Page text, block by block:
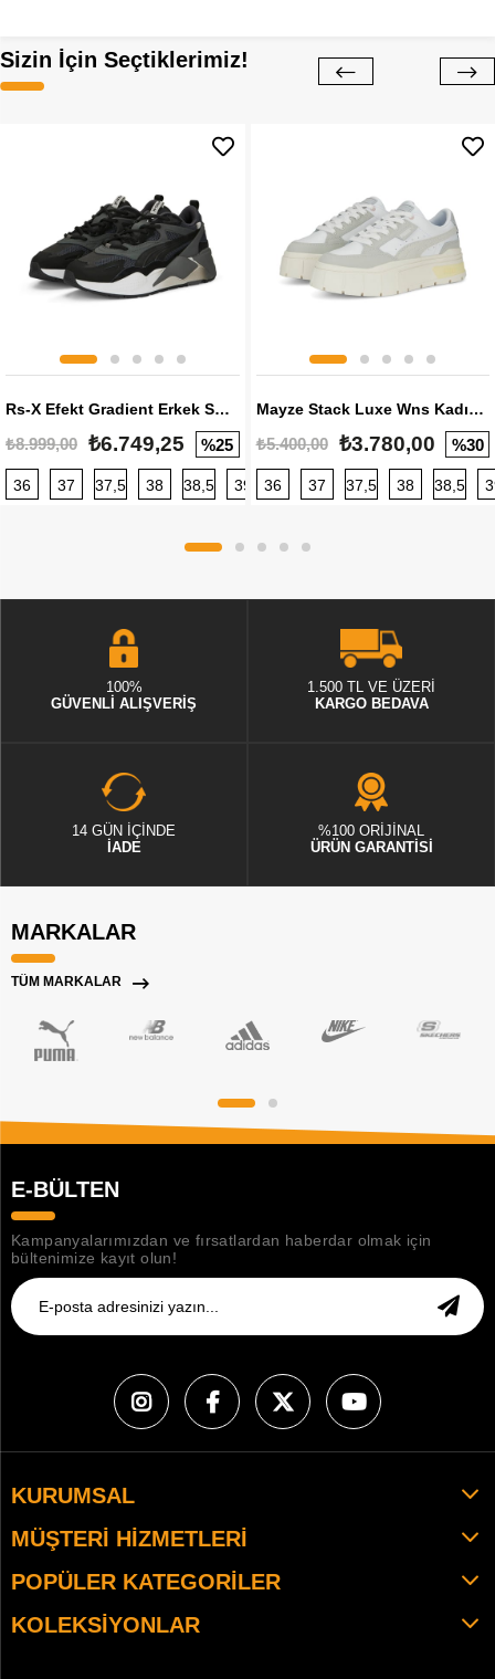
Sizin İçin Seçtiklerimiz!
Rs-X Efekt Gradient Erkek Sneaker
₺8.999,00 ₺6.749,25 %25
36 37 37,5 38 38,5 39 40 40,5 41 42 42,5
Mayze Stack Luxe Wns Kadın Sneaker
₺5.400,00 ₺3.780,00 %30
36 37 37,5 38 38,5
100%
GÜVENLİ ALIŞVERİŞ
1.500 TL VE ÜZERİ
KARGO BEDAVA
14 GÜN İÇİNDE
İADE
%100 ORİJİNAL
ÜRÜN GARANTİSİ
MARKALAR
TÜM MARKALAR
E-BÜLTEN
Kampanyalarımızdan ve fırsatlardan haberdar olmak için
bültenimize kayıt olun!
KURUMSAL
MÜŞTERI HIZMETLERI
POPÜLER KATEGORILER
KOLEKSIYONLAR